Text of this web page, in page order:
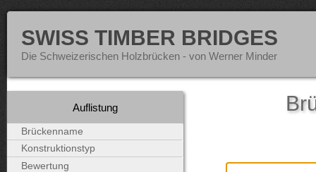
SWISS TIMBER BRIDGES
Die Schweizerischen Holzbrücken - von Werner Minder
Auflistung
Brückenname
Konstruktionstyp
Bewertung